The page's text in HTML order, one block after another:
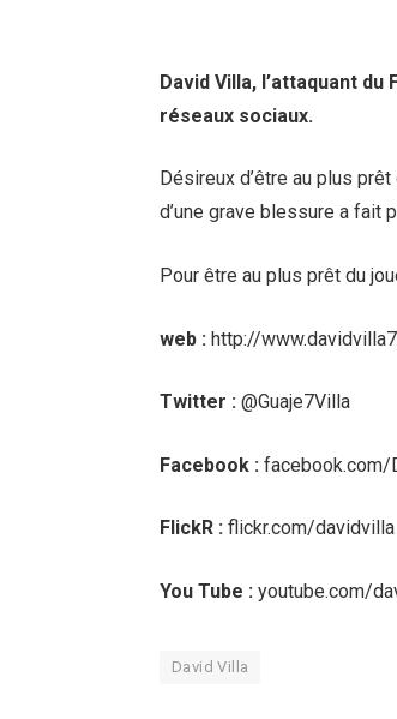
David Villa, l’attaquant
réseaux sociaux.
Désireux d’être au plus
d’une grave blessure a fait
Pour être au plus prêt du
web : http://
Twitter : @Guaje7Villa
Facebook : facebook.com/
FlickR : flickr.com/davidvilla
You Tube : youtube.com/
David Villa